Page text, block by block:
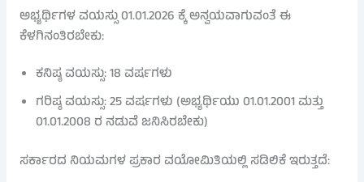
ಅಭ್ಯರ್ಥಿಗಳ ವಯಸ್ಸು 01.01.2026 ಕ್ಕೆ ಅನ್ವಯವಾಗುವಂತೆ ಈ
ಕೆಳಗಿನಂತಿರಬೇಕು:
ಕನಿಷ್ಠ ವಯಸ್ಸು: 18 ವರ್ಷಗಳು
ಗರಿಷ್ಠ ವಯಸ್ಸು: 25 ವರ್ಷಗಳು (ಅಭ್ಯರ್ಥಿಯು 01.01.2001 ಮತ್ತು
01.01.2008 ರ ನಡುವೆ ಜನಿಸಿರಬೇಕು)
ಸರ್ಕಾರದ ನಿಯಮಗಳ ಪ್ರಕಾರ ವಯೋಮಿತಿಯಲ್ಲಿ ಸಡಿಲಿಕೆ ಇರುತ್ತದೆ: